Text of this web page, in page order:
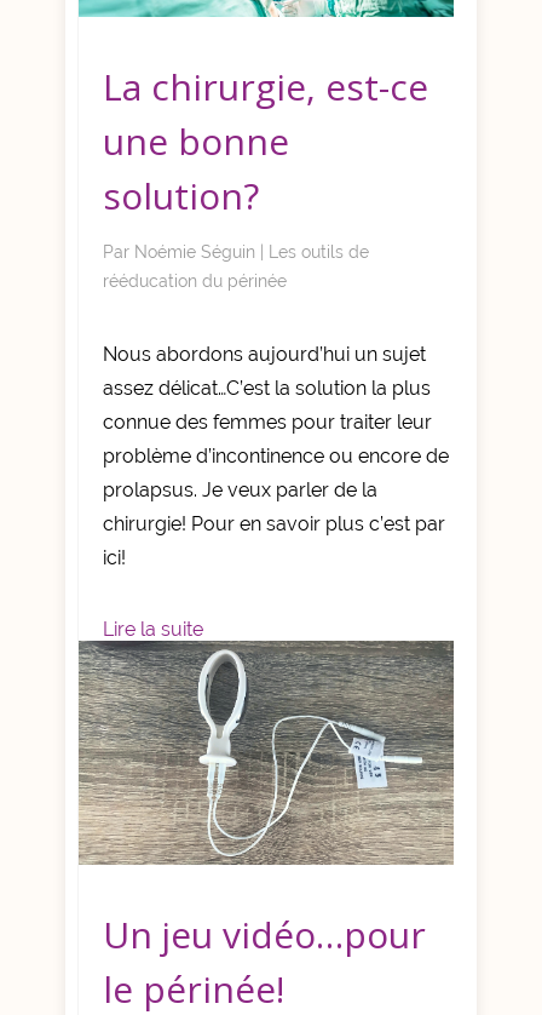
La chirurgie, est-ce
une bonne
solution?
Par Noémie Séguin
Les outils de
rééducation du périnée
Nous abordons aujourd’hui un sujet
assez délicat…C’est la solution la plus
connue des femmes pour traiter leur
problème d’incontinence ou encore de
prolapsus. Je veux parler de la
chirurgie! Pour en savoir plus c’est par
ici!
Lire la suite
Un jeu vidéo…pour
le périnée!